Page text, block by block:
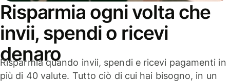
Risparmia ogni volta che
invii, spendi o ricevi
denaro
Risparmia quando invii, spendi e ricevi pagamenti in
più di 40 valute. Tutto ciò di cui hai bisogno, in un